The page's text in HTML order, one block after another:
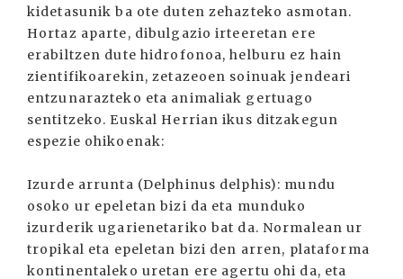
kidetasunik ba ote duten zehazteko asmotan.
Hortaz aparte, dibulgazio irteeretan ere
erabiltzen dute hidrofonoa, helburu ez hain
zientifikoarekin, zetazeoen soinuak jendeari
entzunarazteko eta animaliak gertuago
sentitzeko. Euskal Herrian ikus ditzakegun
espezie ohikoenak:
Izurde arrunta (Delphinus delphis): mundu
osoko ur epeletan bizi da eta munduko
izurderik ugarienetariko bat da. Normalean ur
tropikal eta epeletan bizi den arren, plataforma
kontinentaleko uretan ere agertu ohi da, eta